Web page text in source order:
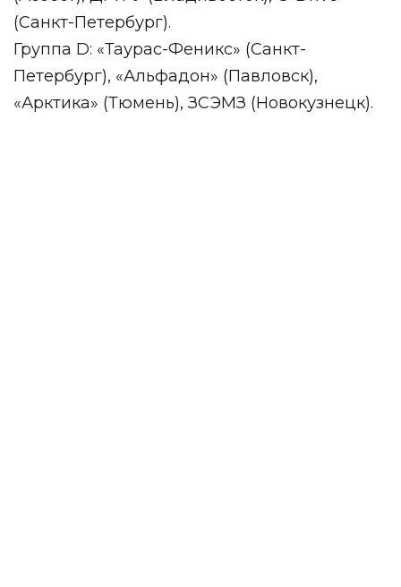
(Санкт-Петербург).
Группа D: «Таурас-Феникс» (Санкт-
Петербург), «Альфадон» (Павловск),
«Арктика» (Тюмень), ЗСЭМЗ (Новокузнецк).